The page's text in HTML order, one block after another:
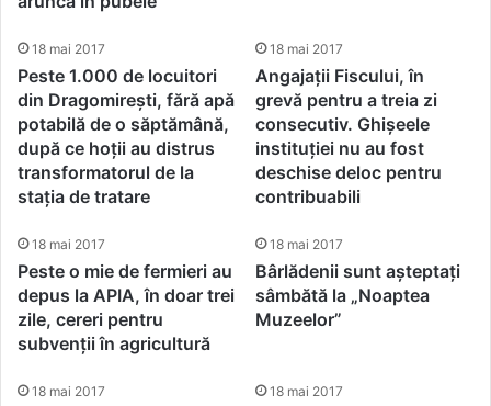
18 mai 2017
Peste 1.000 de locuitori
din Dragomirești, fără apă
potabilă de o săptămână,
după ce hoții au distrus
transformatorul de la
stația de tratare
18 mai 2017
Angajații Fiscului, în
grevă pentru a treia zi
consecutiv. Ghișeele
instituției nu au fost
deschise deloc pentru
contribuabili
18 mai 2017
Peste o mie de fermieri au
depus la APIA, în doar trei
zile, cereri pentru
subvenții în agricultură
18 mai 2017
Bârlădenii sunt așteptați
sâmbătă la „Noaptea
Muzeelor”
18 mai 2017 18 mai 2017